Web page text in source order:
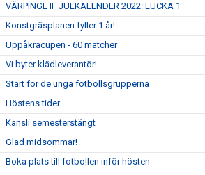
VÄRPINGE IF JULKALENDER 2022: LUCKA 1
Konstgräsplanen fyller 1 år!
Uppåkracupen - 60 matcher
Vi byter klädleverantör!
Start för de unga fotbollsgrupperna
Höstens tider
Kansli semesterstängt
Glad midsommar!
Boka plats till fotbollen inför hösten